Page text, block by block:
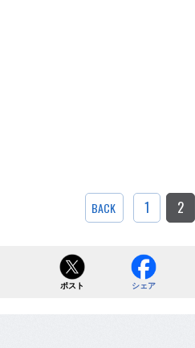
BACK 1 2
ポスト シェア